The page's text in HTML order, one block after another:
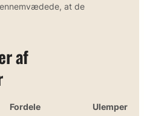
at de
af
Fordele Ulemper